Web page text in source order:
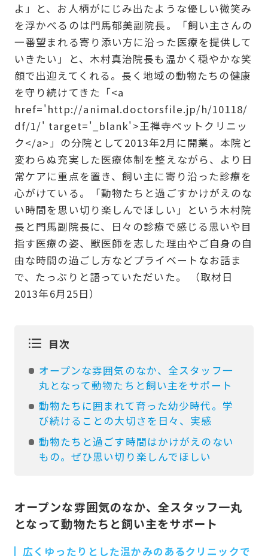
よ」と、お人柄がにじみ出たような優しい微笑み
を浮かべるのは門馬郁美副院長。「飼い主さんの
一番望まれる寄り添い方に沿った医療を提供して
いきたい」と、木村真治院長も温かく穏やかな笑
顔で出迎えてくれる。長く地域の動物たちの健康
を守り続けてきた「<a
href='http://animal.doctorsfile.jp/h/10118/
df/1/' target='_blank'>王禅寺ペットクリニッ
ク</a>」の分院として2013年2月に開業。本院と
変わらぬ充実した医療体制を整えながら、より日
常ケアに重点を置き、飼い主に寄り沿った診療を
心がけている。「動物たちと過ごすかけがえのな
い時間を思い切り楽しんでほしい」という木村院
長と門馬副院長に、日々の診療で感じる思いや目
指す医療の姿、獣医師を志した理由やご自身の自
由な時間の過ごし方などプライベートなお話ま
で、たっぷりと語っていただいた。 （取材日
2013年6月25日）
目次
オープンな雰囲気のなか、全スタッフ一
丸となって動物たちと飼い主をサポート
動物たちに囲まれて育った幼少時代。学
び続けることの大切さを日々、実感
動物たちと過ごす時間はかけがえのない
もの。ぜひ思い切り楽しんでほしい
オープンな雰囲気のなか、全スタッフ一丸
となって動物たちと飼い主をサポート
広くゆったりとした温かみのあるクリニックで